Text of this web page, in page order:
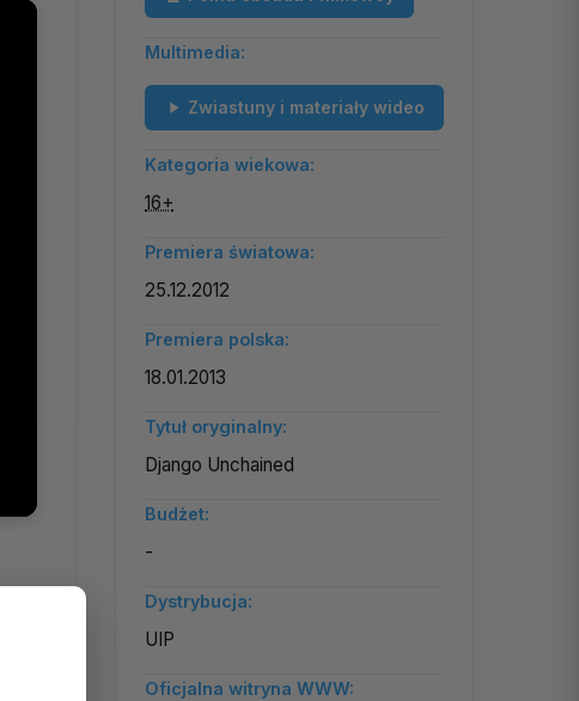
Multimedia:
Zwiastuny i materiały wideo
Kategoria wiekowa:
16+
Premiera światowa:
25.12.2012
Premiera polska:
18.01.2013
Tytuł oryginalny:
Django Unchained
Budżet:
-
Dystrybucja:
UIP
Oficjalna witryna WWW: